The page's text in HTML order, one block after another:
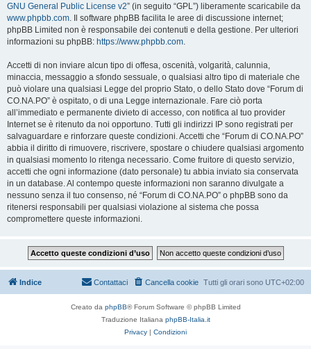
GNU General Public License v2” (in seguito “GPL”) liberamente scaricabile da
www.phpbb.com. Il software phpBB facilita le aree di discussione internet;
phpBB Limited non è responsabile dei contenuti e della gestione. Per ulteriori
informazioni su phpBB: https://www.phpbb.com.
Accetti di non inviare alcun tipo di offesa, oscenità, volgarità, calunnia,
minaccia, messaggio a sfondo sessuale, o qualsiasi altro tipo di materiale che
può violare una qualsiasi Legge del proprio Stato, o dello Stato dove “Forum di
CO.NA.PO” è ospitato, o di una Legge internazionale. Fare ciò porta
all’immediato e permanente divieto di accesso, con notifica al tuo provider
Internet se è ritenuto da noi opportuno. Tutti gli indirizzi IP sono registrati per
salvaguardare e rinforzare queste condizioni. Accetti che “Forum di CO.NA.PO”
abbia il diritto di rimuovere, riscrivere, spostare o chiudere qualsiasi argomento
in qualsiasi momento lo ritenga necessario. Come fruitore di questo servizio,
accetti che ogni informazione (dato personale) tu abbia inviato sia conservata
in un database. Al contempo queste informazioni non saranno divulgate a
nessuno senza il tuo consenso, né “Forum di CO.NA.PO” o phpBB sono da
ritenersi responsabili per qualsiasi violazione al sistema che possa
compromettere queste informazioni.
Indice Tutti gli orari sono UTC+02:00
Cancella cookie
Contattaci
Creato da phpBB® Forum Software © phpBB Limited
Traduzione Italiana phpBB-Italia.it
Privacy | Condizioni